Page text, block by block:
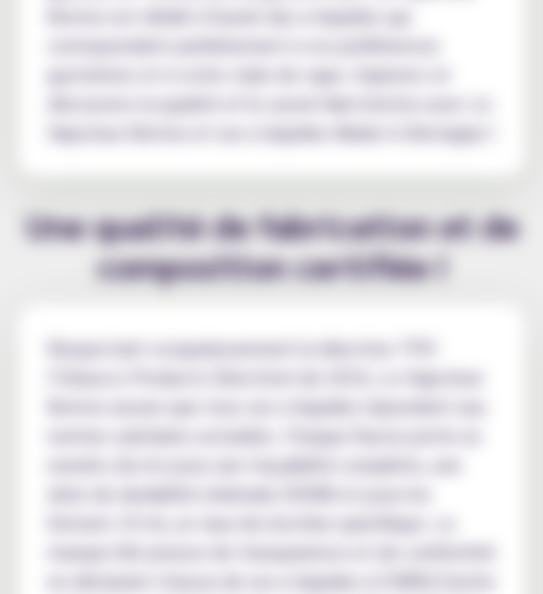
Breton est dédié à fournir des e-liquides qui
gustatives et à votre style de vape. Explorez et
découvrez la qualité et le savoir-faire breton avec Le
Vapoteur Breton et ses e-liquides Made In Bretagne !
Une qualité de fabrication et de
composition certifiée !
Respectant scrupuleusement la directive TPD
(Tobacco Products Directive) de 2016, Le Vapoteur
Breton assure que tous ses e-liquides répondent aux
numéro de lot pour une traçabilité complète, une
formats 10 ml, un taux de nicotine spécifique. La
marque fait preuve de transparence et de conformité
en déclarant chacun de ses e-liquides à l'INRS/Centre